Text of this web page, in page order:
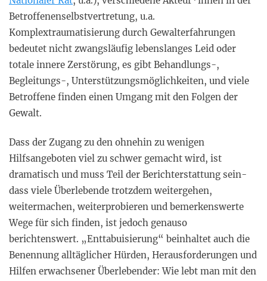
Betroffenenselbstvertretung, u.a.
Komplextraumatisierung durch Gewalterfahrungen
bedeutet nicht zwangsläufig lebenslanges Leid oder
totale innere Zerstörung, es gibt Behandlungs-,
Begleitungs-, Unterstützungsmöglichkeiten, und viele
Betroffene finden einen Umgang mit den Folgen der
Gewalt.
Dass der Zugang zu den ohnehin zu wenigen
Hilfsangeboten viel zu schwer gemacht wird, ist
dramatisch und muss Teil der Berichterstattung sein-
dass viele Überlebende trotzdem weitergehen,
weitermachen, weiterprobieren und bemerkenswerte
Wege für sich finden, ist jedoch genauso
berichtenswert. „Enttabuisierung“ beinhaltet auch die
Benennung alltäglicher Hürden, Herausforderungen und
Hilfen erwachsener Überlebender: Wie lebt man mit den